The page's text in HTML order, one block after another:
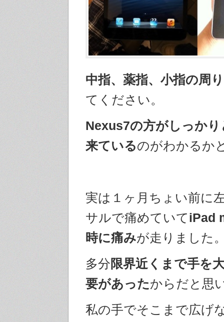
中指、薬指、小指の周
てください。
Nexus7の方がしっか
来ているのがわかるか
実は１ヶ月ちょい前に
サルで痛めていてiPad
時に痛みが走りました
多分限界近くまで手を
要があったからだと思
私の手でそこまで広げ